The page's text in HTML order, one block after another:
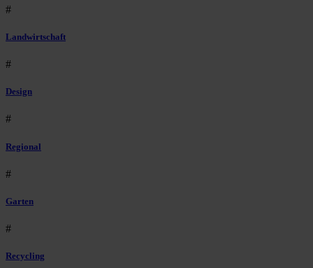
#
Landwirtschaft
#
Design
#
Regional
#
Garten
#
Recycling